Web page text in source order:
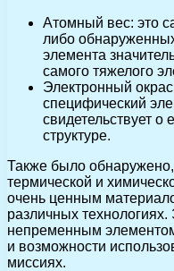
Атомный вес: это
либо
элемента
самого тяжелого
Электронный
специфический
свидетельствует о
структуре.
Также было
термической и
очень ценным
различных
непременным
и возможности
миссиях.